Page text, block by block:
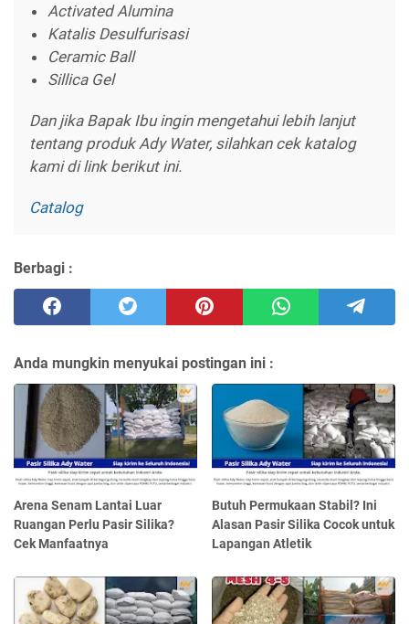
Activated Alumina
Katalis Desulfurisasi
Ceramic Ball
Sillica Gel
Dan jika Bapak Ibu ingin mengetahui lebih lanjut
tentang produk Ady Water, silahkan cek katalog
kami di link berikut ini.
Catalog
Berbagi :
Anda mungkin menyukai postingan ini :
Arena Senam Lantai Luar
Ruangan Perlu Pasir Silika?
Cek Manfaatnya
Butuh Permukaan Stabil? Ini
Alasan Pasir Silika Cocok untuk
Lapangan Atletik